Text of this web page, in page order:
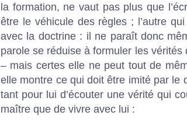
la formation, ne vaut pas plus que
être le véhicule des règles ; l’autre
avec la doctrine : il ne paraît donc
parole se réduise à formuler les vérités
– mais certes elle ne peut tout de
elle montre ce qui doit être imité par le
tant pour lui d’écouter une vérité qui
maître que de vivre avec lui :